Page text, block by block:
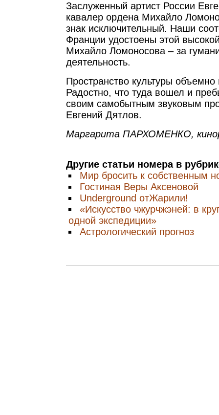
Заслуженный артист России
кавалер ордена Михайло
знак исключительный. Наши
Франции удостоены этой
Михайло Ломоносова – за
деятельность.
Пространство культуры объемно
Радостно, что туда вошел и
своим самобытным звуковым
Евгений Дятлов.
Маргарита ПАРХОМЕНКО,
Другие статьи номера в
Мир бросить к собственным
Гостиная Веры Аксеновой
Underground отЖарили!
«Искусство чжурчжэней: в
одной экспедиции»
Астрологический прогноз